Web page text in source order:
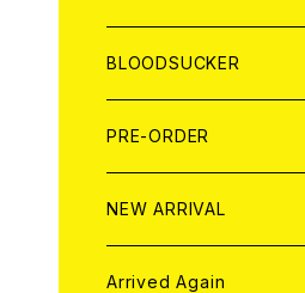
LP
7EP
LP
T-shirt
HOOD
WORLD
T-shirt
HOOD
MAGAZINE
BOLLOCKS
EL ZINE
写真集 (PHOTOBOOK)
BLOODSUCKER
CD
アナログ
アパレル
PRE-ORDER
NEW ARRIVAL
CD
Arrived Again